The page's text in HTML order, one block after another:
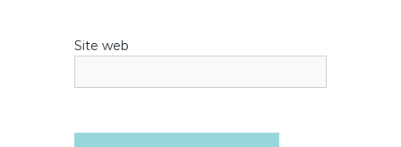
Site web